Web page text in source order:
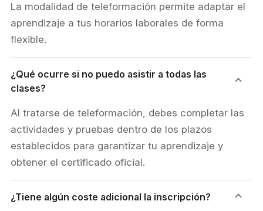
La modalidad de teleformación permite adaptar el
aprendizaje a tus horarios laborales de forma
flexible.
¿Qué ocurre si no puedo asistir a todas las
clases?
Al tratarse de teleformación, debes completar las
actividades y pruebas dentro de los plazos
establecidos para garantizar tu aprendizaje y
obtener el certificado oficial.
¿Tiene algún coste adicional la inscripción?